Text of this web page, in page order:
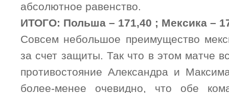
абсолютное равенство.
ИТОГО: Польша – 171,40 ; Мексика –
Совсем небольшое преимущество
за счет защиты. Так что в этом матче
противостояние Александра и
более-менее очевидно, что обе